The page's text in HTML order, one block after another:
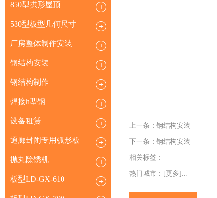
850型拱形屋顶
580型板型几何尺寸
厂房整体制作安装
钢结构安装
钢结构制作
焊接h型钢
设备租赁
通廊封闭专用弧形板
抛丸除锈机
板型LD-GX-610
上一条： 钢结构安装
下一条： 钢结构安装
相关标签：
热门城市： [更多]...